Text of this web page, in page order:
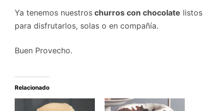
Ya tenemos nuestros churros con chocolate listos
para disfrutarlos, solas o en compañía.
Buen Provecho.
Relacionado